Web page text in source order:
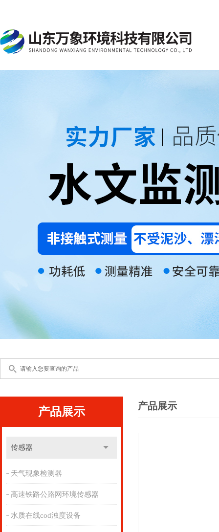
产品展示
传感器
天气现象检测器
高速铁路公路网环境传感器
水质在线cod浊度设备
产品展示